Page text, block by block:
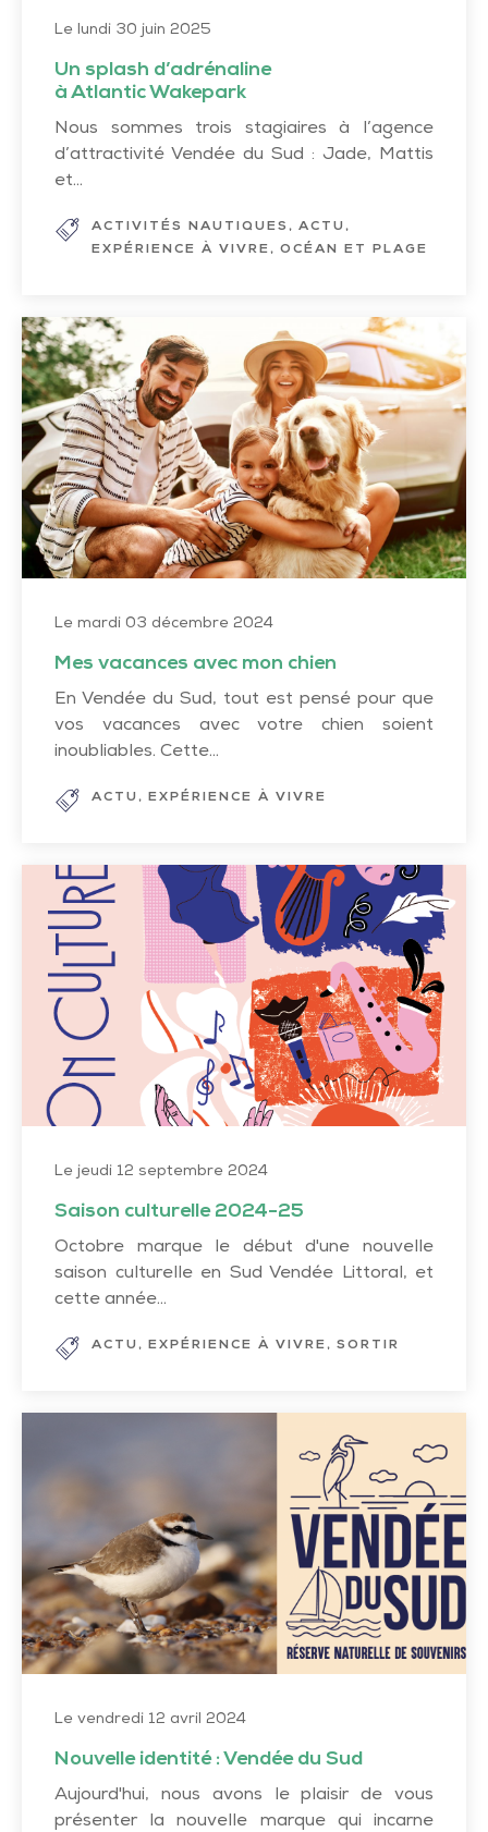
Le lundi 30 juin 2025
Un splash d’adrénaline
à Atlantic Wakepark
Nous sommes trois stagiaires à l’agence
d’attractivité Vendée du Sud : Jade, Mattis
et...
ACTIVITÉS NAUTIQUES
ACTU
EXPÉRIENCE À VIVRE
OCÉAN ET PLAGE
Mes
vacances
avec
mon
chien
Le mardi 03 décembre 2024
Mes vacances avec mon chien
En Vendée du Sud, tout est pensé pour que
vos vacances avec votre chien soient
inoubliables. Cette...
ACTU EXPÉRIENCE À VIVRE
Saison
culturelle
2024-
Le jeudi 12 septembre 2024
Saison culturelle 2024-25
Octobre marque le début d'une nouvelle
saison culturelle en Sud Vendée Littoral, et
cette année...
ACTU EXPÉRIENCE À VIVRE SORTIR
du
Sud
Le vendredi 12 avril 2024
Nouvelle identité : Vendée du Sud
Aujourd'hui, nous avons le plaisir de vous
présenter la nouvelle marque qui incarne